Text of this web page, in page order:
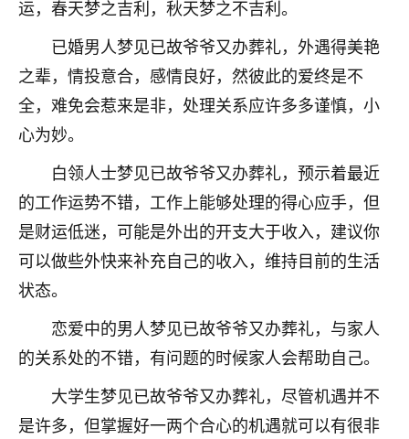
运，春天梦之吉利，秋天梦之不吉利。
已婚男人梦见已故爷爷又办葬礼，外遇得美艳
之辈，情投意合，感情良好，然彼此的爱终是不
全，难免会惹来是非，处理关系应许多多谨慎，小
心为妙。
白领人士梦见已故爷爷又办葬礼，预示着最近
的工作运势不错，工作上能够处理的得心应手，但
是财运低迷，可能是外出的开支大于收入，建议你
可以做些外快来补充自己的收入，维持目前的生活
状态。
恋爱中的男人梦见已故爷爷又办葬礼，与家人
的关系处的不错，有问题的时候家人会帮助自己。
大学生梦见已故爷爷又办葬礼，尽管机遇并不
是许多，但掌握好一两个合心的机遇就可以有很非